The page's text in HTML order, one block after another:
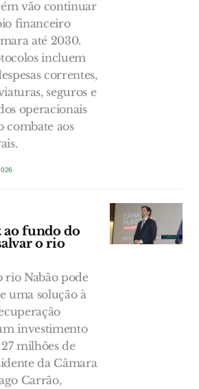
vão continuar
financeiro
até 2030.
incluem
correntes,
seguros e
operacionais
combate aos
ao fundo do
o rio
rio Nabão pode
uma solução à
investimento
milhões de
da Câmara
Carrão,